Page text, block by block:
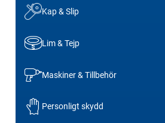
Kap & Slip
Lim & Tejp
Maskiner & Tillbehör
Personligt skydd